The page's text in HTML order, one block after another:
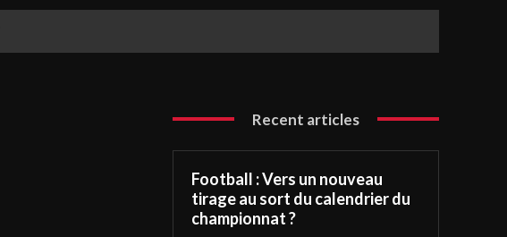
Recent articles
Football : Vers un nouveau
tirage au sort du calendrier du
championnat ?